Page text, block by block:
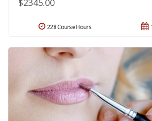
$2345.00
228 Course Hours